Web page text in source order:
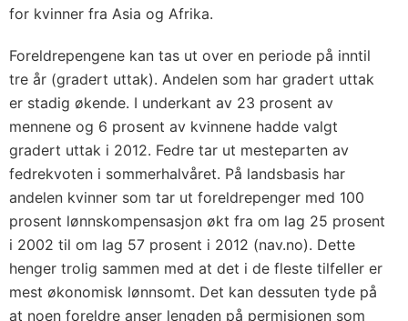
for kvinner fra Asia og Afrika.
Foreldrepengene kan tas ut over en periode på inntil
tre år (gradert uttak). Andelen som har gradert uttak
er stadig økende. I underkant av 23 prosent av
mennene og 6 prosent av kvinnene hadde valgt
gradert uttak i 2012. Fedre tar ut mesteparten av
fedrekvoten i sommerhalvåret. På landsbasis har
andelen kvinner som tar ut foreldrepenger med 100
prosent lønnskompensasjon økt fra om lag 25 prosent
i 2002 til om lag 57 prosent i 2012 (nav.no). Dette
henger trolig sammen med at det i de fleste tilfeller er
mest økonomisk lønnsomt. Det kan dessuten tyde på
at noen foreldre anser lengden på permisjonen som